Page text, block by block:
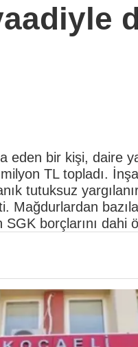
eden bir kişi, daire
TL topladı.
tutuksuz
Mağdurlardan
SGK borçlarını dahi